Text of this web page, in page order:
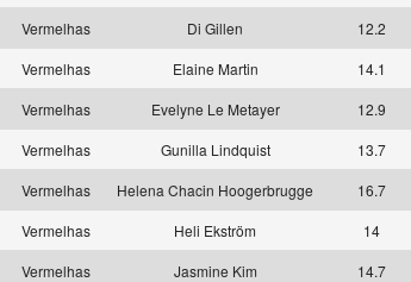
Vermelhas Di Gillen 12.2
Vermelhas Elaine Martin 14.1
Vermelhas Evelyne Le Metayer 12.9
Vermelhas Gunilla Lindquist 13.7
Vermelhas Helena Chacin Hoogerbrugge 16.7
Vermelhas Heli Ekström 14
Vermelhas Jasmine Kim 14.7